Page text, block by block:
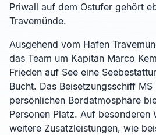
Priwall auf dem Ostufer gehört
Travemünde.
Ausgehend vom Hafen
das Team um Kapitän Marco
Frieden auf See eine
Bucht. Das Beisetzungsschiff
persönlichen Bordatmosphäre
Personen Platz. Auf besonderen
weitere Zusatzleistungen, wie